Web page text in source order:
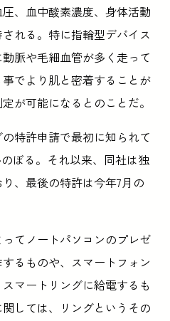
、血中酸素濃度、身体活動
れる。特に指輪型デバイス
脈や毛細血管が多く走って
でより肌と密着することが
が可能になるとのことだ。
特許申請で最初に知られて
ぼる。それ以来、同社は独
、最後の特許は今年7月の
てノートパソコンのプレゼ
るものや、スマートフォン
マートリングに給電するも
しては、リングというその